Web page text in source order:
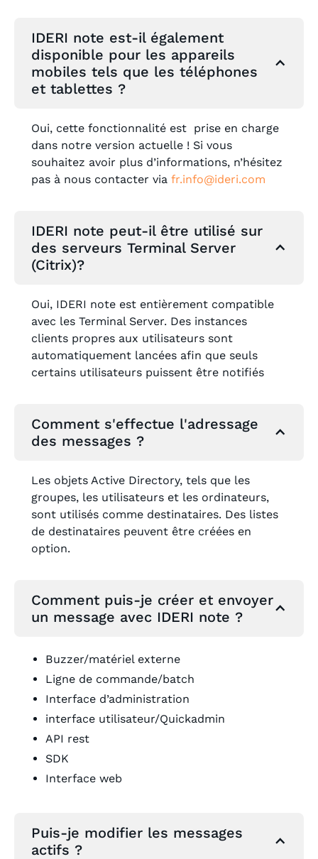
IDERI note est-il également
disponible pour les appareils
mobiles tels que les téléphones
et tablettes ?
Oui, cette fonctionnalité est prise en charge
dans notre version actuelle ! Si vous
souhaitez avoir plus d’informations, n’hésitez
pas à nous contacter via fr.info@ideri.com
IDERI note peut-il être utilisé sur
des serveurs Terminal Server
(Citrix)?
Oui, IDERI note est entièrement compatible
avec les Terminal Server. Des instances
clients propres aux utilisateurs sont
automatiquement lancées afin que seuls
certains utilisateurs puissent être notifiés
Comment s'effectue l'adressage
des messages ?
Les objets Active Directory, tels que les
groupes, les utilisateurs et les ordinateurs,
sont utilisés comme destinataires. Des listes
de destinataires peuvent être créées en
option.
Comment puis-je créer et envoyer
un message avec IDERI note ?
Buzzer/matériel externe
Ligne de commande/batch
Interface d’administration
interface utilisateur/Quickadmin
API rest
SDK
Interface web
Puis-je modifier les messages
actifs ?